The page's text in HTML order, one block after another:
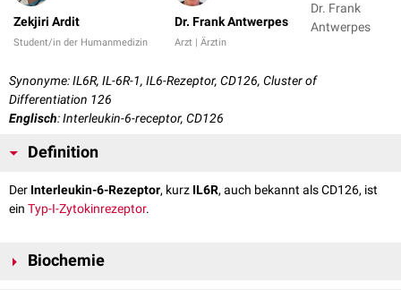
Zekjiri Ardit
Student/in der Humanmedizin
Dr. Frank Antwerpes
Arzt | Ärztin
Dr. Frank
Antwerpes
Synonyme: IL6R, IL-6R-1, IL6-Rezeptor, CD126, Cluster of
Differentiation 126
Englisch: Interleukin-6-receptor, CD126
Definition
Der Interleukin-6-Rezeptor, kurz IL6R, auch bekannt als CD126, ist
ein Typ-I-Zytokinrezeptor.
Biochemie